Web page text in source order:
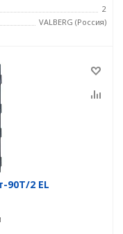
2
VALBERG (Россия)
90Т/2 EL